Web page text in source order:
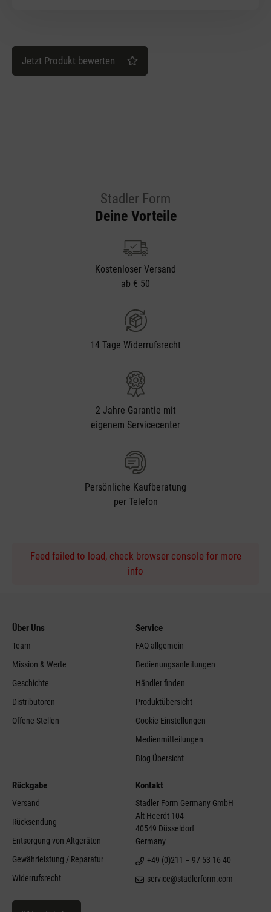
Jetzt Produkt bewerten
Stadler Form
Deine Vorteile
Kostenloser Versand
ab € 50
14 Tage Widerrufsrecht
2 Jahre Garantie mit
eigenem Servicecenter
Persönliche Kaufberatung
per Telefon
Feed failed to load, check browser console for more
info
Über Uns
Team
Mission & Werte
Geschichte
Distributoren
Offene Stellen
Service
FAQ allgemein
Bedienungsanleitungen
Händler finden
Produktübersicht
Cookie-Einstellungen
Medienmitteilungen
Blog Übersicht
Rückgabe
Versand
Rücksendung
Entsorgung von Altgeräten
Gewährleistung / Reparatur
Widerrufsrecht
Kontakt
Stadler Form Germany GmbH
Alt-Heerdt 104
40549 Düsseldorf
Germany
+49 (0)211 – 97 53 16 40
service@stadlerform.com